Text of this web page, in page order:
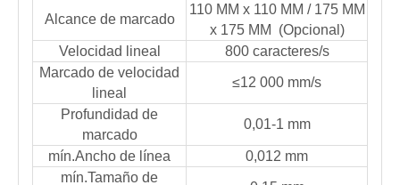
Alcance de marcado
110 MM x 110 MM / 175 MM
x 175 MM (Opcional)
Velocidad lineal
800 caracteres/s
Marcado de velocidad
lineal
≤12 000 mm/s
Profundidad de
marcado
0,01-1 mm
mín.Ancho de línea
0,012 mm
mín.Tamaño de